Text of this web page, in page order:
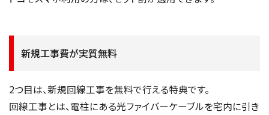
新規工事費が実質無料
2つ目は、新規回線工事を無料で行える特典です。
回線工事とは、電柱にある光ファイバーケーブルを宅内に引き